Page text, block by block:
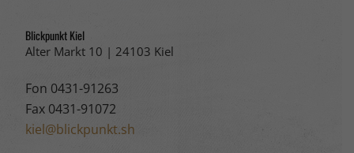
Blickpunkt Kiel
Alter Markt 10 | 24103 Kiel
Fon 0431-91263
Fax 0431-91072
kiel@blickpunkt.sh